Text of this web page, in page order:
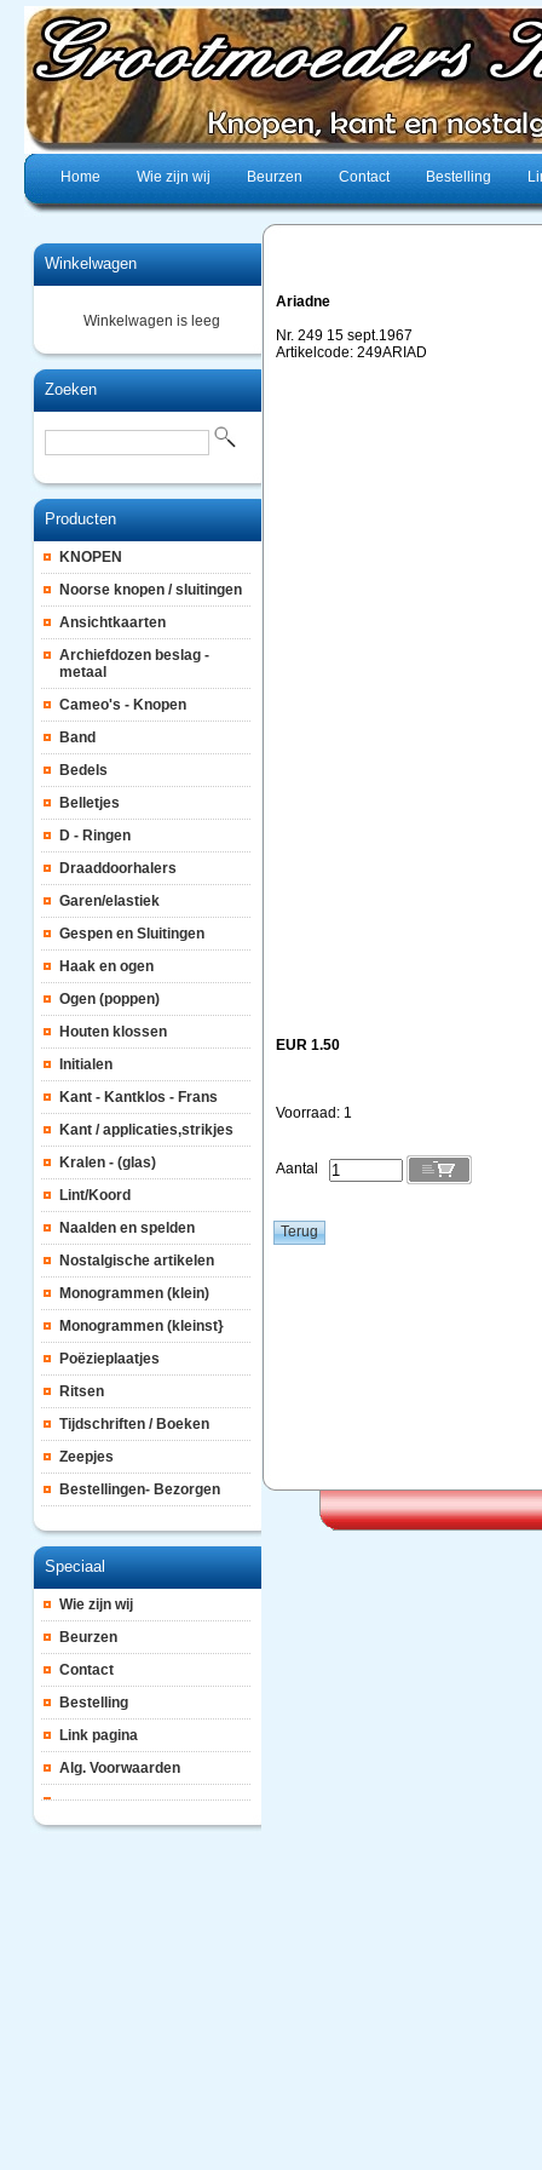
Home Wie zijn wij Beurzen Contact Bestelling
Winkelwagen
Winkelwagen is leeg
Zoeken
Producten
KNOPEN
Noorse knopen / sluitingen
Ansichtkaarten
Archiefdozen beslag -
metaal
Cameo's - Knopen
Band
Bedels
Belletjes
D - Ringen
Draaddoorhalers
Garen/elastiek
Gespen en Sluitingen
Haak en ogen
Ogen (poppen)
Houten klossen
Initialen
Kant - Kantklos - Frans
Kant / applicaties,strikjes
Kralen - (glas)
Lint/Koord
Naalden en spelden
Nostalgische artikelen
Monogrammen (klein)
Monogrammen (kleinst}
Poëzieplaatjes
Ritsen
Tijdschriften / Boeken
Zeepjes
Bestellingen- Bezorgen
Speciaal
Wie zijn wij
Beurzen
Contact
Bestelling
Link pagina
Alg. Voorwaarden
Ariadne
Nr. 249 15 sept.1967
Artikelcode: 249ARIAD
EUR 1.50
Voorraad: 1
Aantal